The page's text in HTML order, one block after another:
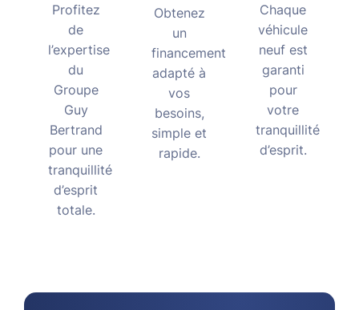
Profitez
de
l’expertise
du
Groupe
Guy
Bertrand
pour une
tranquillité
d’esprit
totale.
Obtenez
un
financement
adapté à
vos
besoins,
simple et
rapide.
Chaque
véhicule
neuf est
garanti
pour
votre
tranquillité
d’esprit.